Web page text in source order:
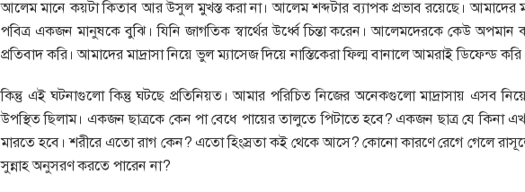
আলেম মানে কয়টা কিতাব আর উসুল মুখস্ত করা না। আলেম শব্দটার ব্যাপক প্রভাব রয়েছে।
পবিত্র একজন মানুষকে বুঝি। যিনি জাগতিক স্বার্থের উর্ধ্বে চিন্তা করেন। আলেমদেরকে কেউ
প্রতিবাদ করি। আমাদের মাদ্রাসা নিয়ে ভুল ম্যাসেজ দিয়ে নাস্তিকেরা ফিল্ম বানালে আমরাই ডিফেন্ড
কিন্তু এই ঘটনাগুলো কিন্তু ঘটছে প্রতিনিয়ত। আমার পরিচিত নিজের অনেকগুলো মাদ্রাসায় এসব নিয়ে
উপস্থিত ছিলাম। একজন ছাত্রকে কেন পা বেধে পায়ের তালুতে পিটাতে হবে? একজন ছাত্র যে কিনা
মারতে হবে। শরীরে এতো রাগ কেন? এতো হিংস্রতা কই থেকে আসে? কোনো কারণে রেগে গেলে
সুন্নাহ অনুসরণ করতে পারেন না?